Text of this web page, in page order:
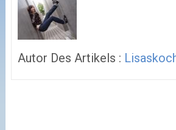
Autor Des Artikels :